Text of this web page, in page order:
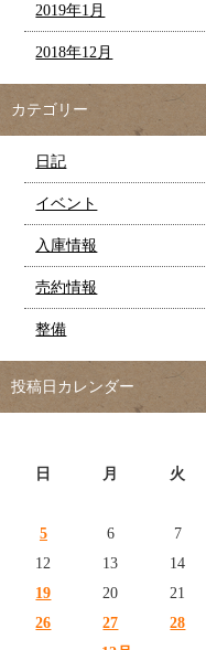
2019年1月
2018年12月
カテゴリー
日記
イベント
入庫情報
売約情報
整備
投稿日カレンダー
日 月 火
5
6 7
12
13 14
19
20 21
26
27 28